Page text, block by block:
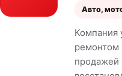
Авто,
Компания
ремонтом
продажей